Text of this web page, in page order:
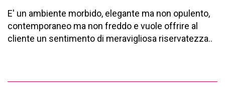
E' un ambiente morbido, elegante ma non opulento,
contemporaneo ma non freddo e vuole offrire al
cliente un sentimento di meravigliosa riservatezza..